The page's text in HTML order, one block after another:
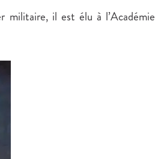
militaire, il est élu à l’Académie